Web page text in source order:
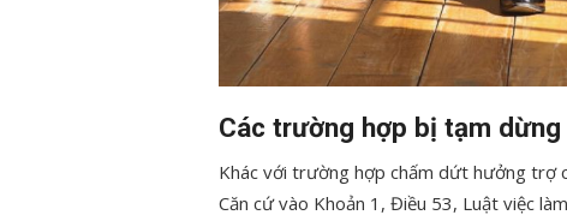
Các trường hợp bị tạm
Khác với trường hợp chấm dứt hưởng trợ
Căn cứ vào Khoản 1, Điều 53, Luật việc